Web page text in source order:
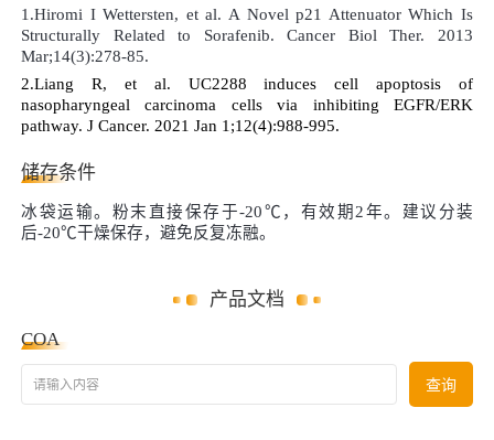
1.Hiromi I Wettersten, et al. A Novel p21 Attenuator Which Is
Structurally Related to Sorafenib. Cancer Biol Ther. 2013
Mar;14(3):278-85.
2.Liang R, et al. UC2288 induces cell apoptosis of
nasopharyngeal carcinoma cells via inhibiting EGFR/ERK
pathway. J Cancer. 2021 Jan 1;12(4):988-995.
储存条件
冰袋运输。粉末直接保存于-20℃ ，有效期 2年。建议分装
后-20℃干燥保存，避免反复冻融。
产品文档
COA
请输入内容 查询